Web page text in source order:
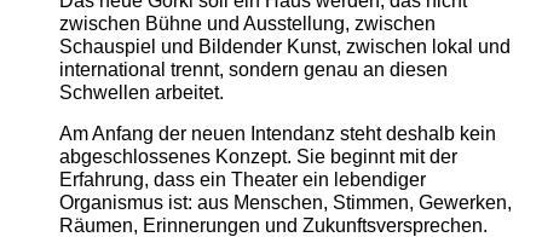
zwischen Bühne und Ausstellung, zwischen
Schauspiel und Bildender Kunst, zwischen lokal und
international trennt, sondern genau an diesen
Schwellen arbeitet.
Am Anfang der neuen Intendanz steht deshalb kein
abgeschlossenes Konzept. Sie beginnt mit der
Erfahrung, dass ein Theater ein lebendiger
Organismus ist: aus Menschen, Stimmen, Gewerken,
Räumen, Erinnerungen und Zukunftsversprechen.